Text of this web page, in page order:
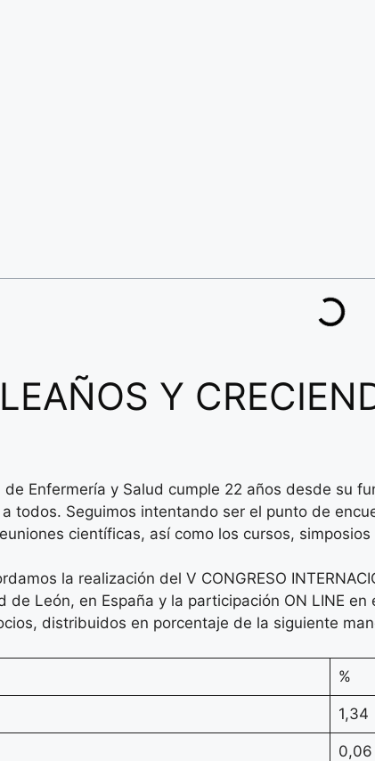
Y
de Enfermería y Salud cumple 22 años desde su
todos. Seguimos intentando ser el punto de
científicas, así como los cursos, simposios
la realización del V CONGRESO
de León, en España y la participación ON LINE
distribuidos en porcentaje de la siguiente
%
1,34
0,06